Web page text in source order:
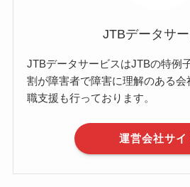
JTBデータサ
JTBデータサービスはJTBの特例
割が障害者で障害に理解のある
職支援も行っております。
運営会社サイ